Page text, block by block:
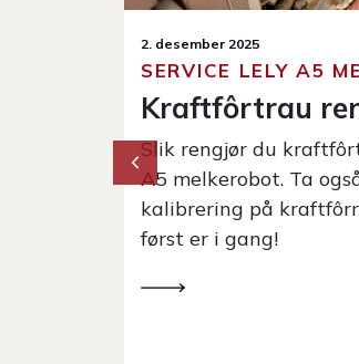
2. desember 2025
SERVICE LELY A5
Kraftfôrtrau
Slik rengjør du
A5 melkerobot. Ta
kalibrering på
først er i gang!